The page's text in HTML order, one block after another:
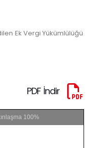
Ek Vergi Yükümlülüğü
PDF İndir
100%